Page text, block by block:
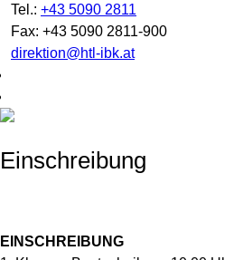
Tel.: +43 5090 2811
Fax: +43 5090 2811-900
direktion@htl-ibk.at
Einschreibung
EINSCHREIBUNG